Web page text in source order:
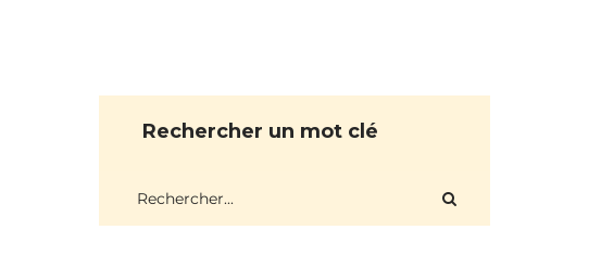
Rechercher un mot clé